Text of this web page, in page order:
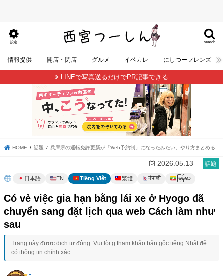
search
設定
情報提供 開店・閉店 グルメ イベカレ にしつーフレンズ
LINEで写真送るだけでPR記事できる
HOME 話題 兵庫県の運転免許更新が「Web予約制」になったみたい。やり方まとめる
話題
2026.05.13
日本語 EN Tiếng Việt 繁體 नेपाली မြန်မာ
Có vẻ việc gia hạn bằng lái xe ở Hyogo đã
chuyển sang đặt lịch qua web Cách làm như
sau
Trang này được dịch tự động. Vui lòng tham khảo bản gốc tiếng Nhật để
có thông tin chính xác.